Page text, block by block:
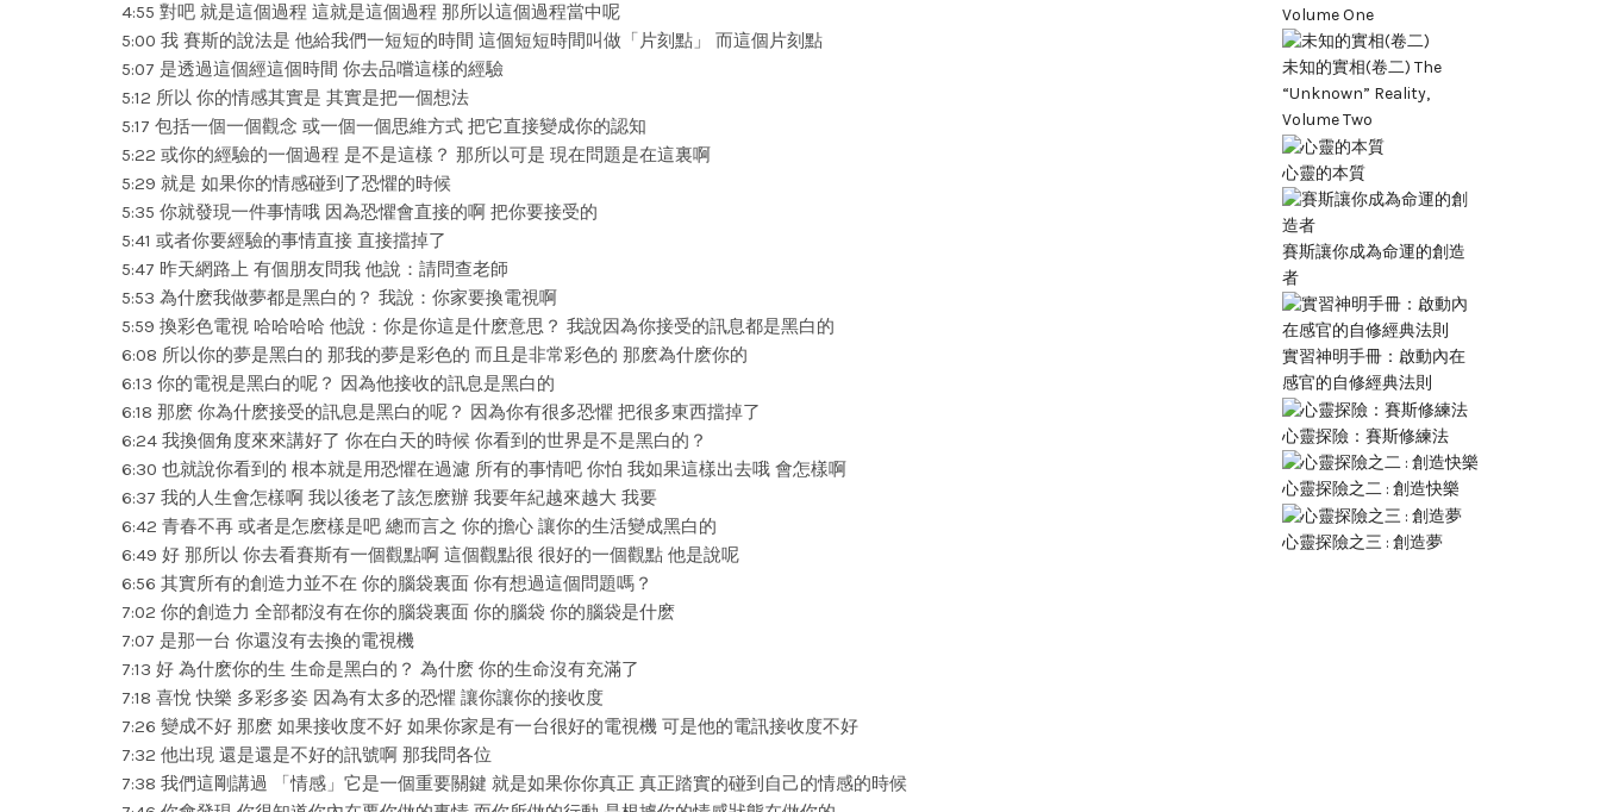
4:55 對吧 就是這個過程 這就是這個過程 那所以這個過程當中呢
5:00 我 賽斯的說法是 他給我們一短短的時間 這個短短時間叫做「片刻點」 而這個片刻點
5:07 是透過這個經這個時間 你去品嚐這樣的經驗
5:12 所以 你的情感其實是 其實是把一個想法
5:17 包括一個一個觀念 或一個一個思維方式 把它直接變成你的認知
5:22 或你的經驗的一個過程 是不是這樣？ 那所以可是 現在問題是在這裏啊
5:29 就是 如果你的情感碰到了恐懼的時候
5:35 你就發現一件事情哦 因為恐懼會直接的啊 把你要接受的
5:41 或者你要經驗的事情直接 直接擋掉了
5:47 昨天網路上 有個朋友問我 他說：請問查老師
5:53 為什麽我做夢都是黑白的？ 我說：你家要換電視啊
5:59 換彩色電視 哈哈哈哈 他說：你是你這是什麽意思？ 我說因為你接受的訊息都是黑白的
6:08 所以你的夢是黑白的 那我的夢是彩色的 而且是非常彩色的 那麽為什麽你的
6:13 你的電視是黑白的呢？ 因為他接收的訊息是黑白的
6:18 那麽 你為什麽接受的訊息是黑白的呢？ 因為你有很多恐懼 把很多東西擋掉了
6:24 我換個角度來來講好了 你在白天的時候 你看到的世界是不是黑白的？
6:30 也就說你看到的 根本就是用恐懼在過濾 所有的事情吧 你怕 我如果這樣出去哦 會怎樣啊
6:37 我的人生會怎樣啊 我以後老了該怎麽辦 我要年紀越來越大 我要
6:42 青春不再 或者是怎麽樣是吧 總而言之 你的擔心 讓你的生活變成黑白的
6:49 好 那所以 你去看賽斯有一個觀點啊 這個觀點很 很好的一個觀點 他是說呢
6:56 其實所有的創造力並不在 你的腦袋裏面 你有想過這個問題嗎？
7:02 你的創造力 全部都沒有在你的腦袋裏面 你的腦袋 你的腦袋是什麽
7:07 是那一台 你還沒有去換的電視機
7:13 好 為什麽你的生 生命是黑白的？ 為什麽 你的生命沒有充滿了
7:18 喜悅 快樂 多彩多姿 因為有太多的恐懼 讓你讓你的接收度
7:26 變成不好 那麽 如果接收度不好 如果你家是有一台很好的電視機 可是他的電訊接收度不好
7:32 他出現 還是還是不好的訊號啊 那我問各位
7:38 我們這剛講過 「情感」它是一個重要關鍵 就是如果你你真正 真正踏實的碰到自己的情感的時候
Volume One
未知的實相(卷二) The
“Unknown” Reality,
Volume Two
心靈的本質
賽斯讓你成為命運的創造
者
實習神明手冊：啟動內在
感官的自修經典法則
心靈探險：賽斯修練法
心靈探險之二 : 創造快樂
心靈探險之三 : 創造夢